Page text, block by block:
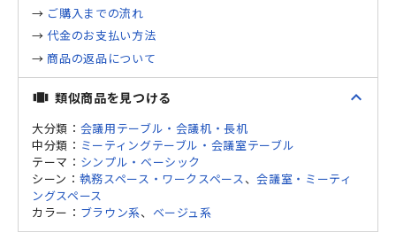
→ ご購入までの流れ
→代金のお支払い方法
→ 商品の返品について
view_carousel 類似商品を見つける expand_less
大分類： 会議用テーブル・会議机・長机
中分類： ミーティングテーブル・会議室テーブル
テーマ： シンプル・ベーシック
シーン： 執務スペース・ワークスペース 、会議室・ミーティ
ングスペース
カラー： ブラウン系、 ベージュ系